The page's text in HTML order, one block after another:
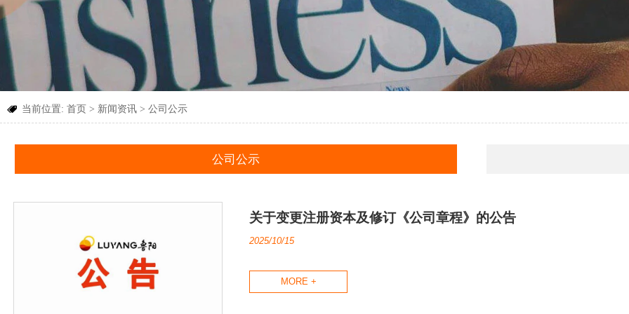
 当前位置:首页 > 新闻资讯 >公司公示
公司公示
关于变更注册资本及修订《公司章程》的公告
2025/10/15
MORE +